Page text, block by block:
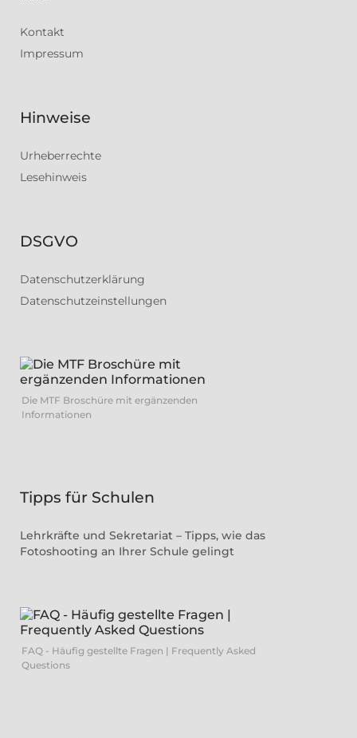
Kontakt
Impressum
Hinweise
Urheberrechte
Lesehinweis
DSGVO
Datenschutzerklärung
Datenschutzeinstellungen
Die MTF Broschüre mit ergänzenden
Informationen
Tipps für Schulen
Lehrkräfte und Sekretariat – Tipps, wie das
Fotoshooting an Ihrer Schule gelingt
FAQ - Häufig gestellte Fragen | Frequently Asked
Questions